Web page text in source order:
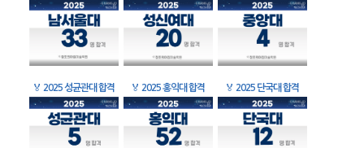
🏅 2025 성균관대 합격 🏅 2025 홍익대 합격 🏅 2025 단국대 합격